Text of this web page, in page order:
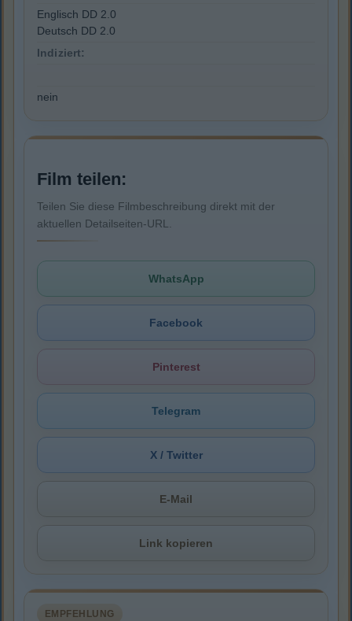
Englisch DD 2.0
Deutsch DD 2.0
Indiziert:
nein
Film teilen:
Teilen Sie diese Filmbeschreibung direkt mit der
aktuellen Detailseiten-URL.
WhatsApp
Facebook
Pinterest
Telegram
X / Twitter
E-Mail
Link kopieren
EMPFEHLUNG